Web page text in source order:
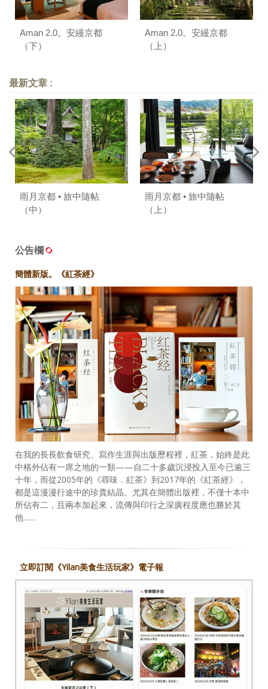
Aman 2.0。安縵京都
（下）
Aman 2.0。安縵京都
（上）
最新文章 :
雨月京都 • 旅中隨帖
（中）
雨月京都 • 旅中隨帖
（上）
公告欄
簡體新版。《紅茶經》
在我的長長飲食研究、寫作生涯與出版歷程裡，紅茶，始終是此
中格外佔有一席之地的一類——自二十多歲沉浸投入至今已逾三
十年，而從2005年的《尋味．紅茶》到2017年的《紅茶經》，
都是這漫漫行途中的珍貴結晶。尤其在簡體出版裡，不僅十本中
所佔有二，且兩本加起來，流傳與印行之深廣程度應也勝於其
他……
立即訂閱《Yilan美食生活玩家》電子報